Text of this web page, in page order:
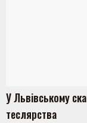
У Львівському
теслярства